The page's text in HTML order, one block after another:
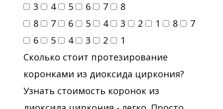
3
4 5 6 7
8
8
7 6 5 4 3 2 1 8
7
6
5 4 3 2
1
Сколько стоит протезирование
коронками из диоксида циркония?
Узнать стоимость коронок из